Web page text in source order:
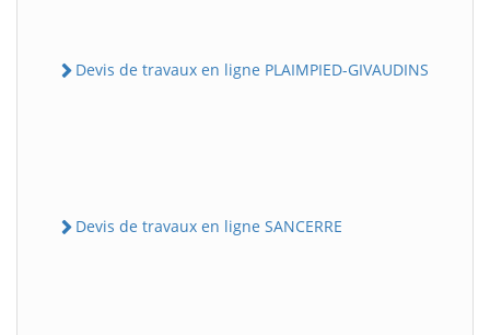
Devis de travaux en ligne PLAIMPIED-GIVAUDINS
Devis de travaux en ligne SANCERRE